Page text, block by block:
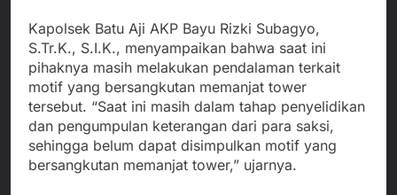
Kapolsek Batu Aji AKP Bayu Rizki Subagyo,
S.Tr.K., S.I.K., menyampaikan bahwa saat ini
pihaknya masih melakukan pendalaman terkait
motif yang bersangkutan memanjat tower
tersebut. “Saat ini masih dalam tahap penyelidikan
dan pengumpulan keterangan dari para saksi,
sehingga belum dapat disimpulkan motif yang
bersangkutan memanjat tower,” ujarnya.